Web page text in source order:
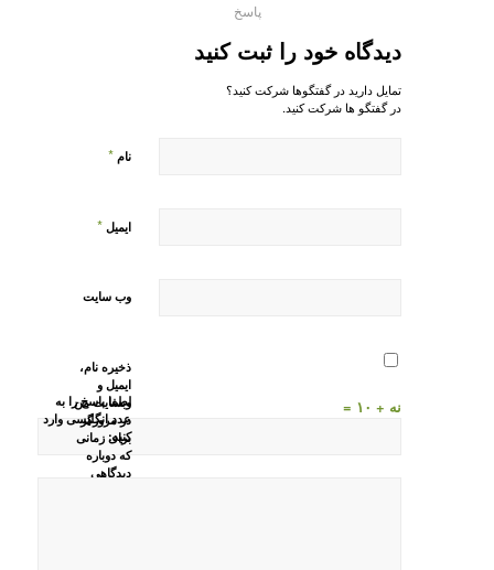
پاسخ
دیدگاه خود را ثبت کنید
تمایل دارید در گفتگوها شرکت کنید؟
در گفتگو ها شرکت کنید.
نام *
ایمیل *
وب‌ سایت
ذخیره نام،
ایمیل و
وبسایت من
در مرورگر
برای زمانی
که دوباره
دیدگاهی
لطفا پاسخ را به
عدد انگلیسی وارد
کنید:
نه + ۱۰ =